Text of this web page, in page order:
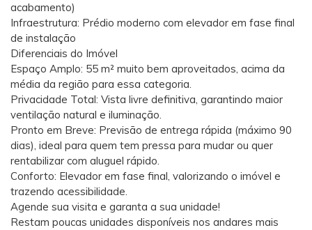
acabamento)
​Infraestrutura: Prédio moderno com elevador em fase final
de instalação
​Diferenciais do Imóvel
​Espaço Amplo: 55 m² muito bem aproveitados, acima da
média da região para essa categoria.
​Privacidade Total: Vista livre definitiva, garantindo maior
ventilação natural e iluminação.
​Pronto em Breve: Previsão de entrega rápida (máximo 90
dias), ideal para quem tem pressa para mudar ou quer
rentabilizar com aluguel rápido.
​Conforto: Elevador em fase final, valorizando o imóvel e
trazendo acessibilidade.
​Agende sua visita e garanta a sua unidade!
​Restam poucas unidades disponíveis nos andares mais